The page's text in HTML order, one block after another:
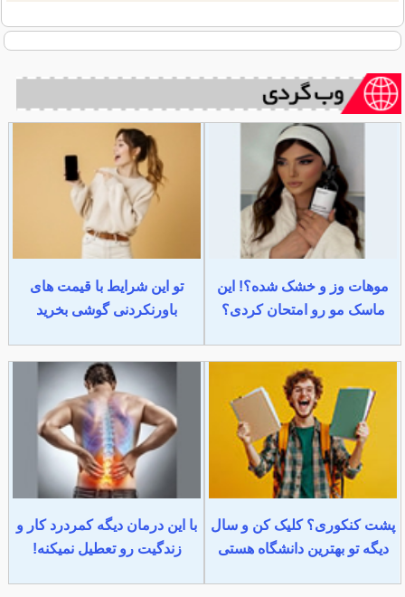
موهات وز و خشک شده؟! این
ماسک مو رو امتحان کردی؟
تو این شرایط با قیمت های
باورنکردنی گوشی بخرید
پشت کنکوری؟ کلیک کن و سال
دیگه تو بهترین دانشگاه هستی
با این درمان دیگه کمردرد کار و
زندگیت رو تعطیل نمیکنه!